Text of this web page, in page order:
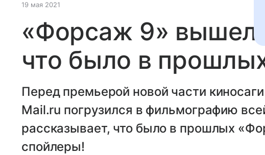
19 мая 2021
«Форсаж 9» вышел
что было в
Перед премьерой новой части
Mail.ru погрузился в фильмографию
рассказывает, что было в прошлых
спойлеры!